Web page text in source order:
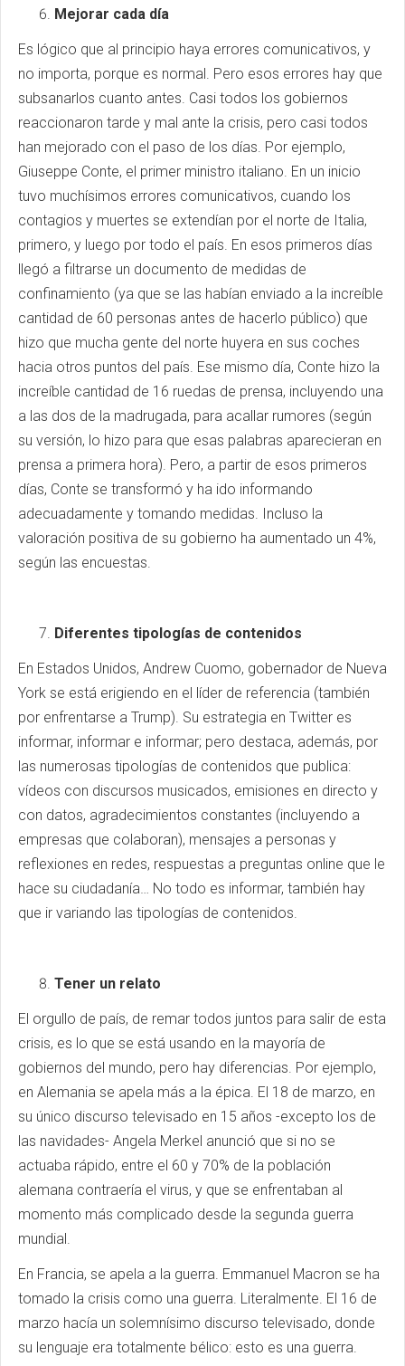
Mejorar cada día
Es lógico que al principio haya errores comunicativos, y
no importa, porque es normal. Pero esos errores hay que
subsanarlos cuanto antes. Casi todos los gobiernos
reaccionaron tarde y mal ante la crisis, pero casi todos
han mejorado con el paso de los días. Por ejemplo,
Giuseppe Conte, el primer ministro italiano. En un inicio
tuvo muchísimos errores comunicativos, cuando los
contagios y muertes se extendían por el norte de Italia,
primero, y luego por todo el país. En esos primeros días
llegó a filtrarse un documento de medidas de
confinamiento (ya que se las habían enviado a la increíble
cantidad de 60 personas antes de hacerlo público) que
hizo que mucha gente del norte huyera en sus coches
hacia otros puntos del país. Ese mismo día, Conte hizo la
increíble cantidad de 16 ruedas de prensa, incluyendo una
a las dos de la madrugada, para acallar rumores (según
su versión, lo hizo para que esas palabras aparecieran en
prensa a primera hora). Pero, a partir de esos primeros
días, Conte se transformó y ha ido informando
adecuadamente y tomando medidas. Incluso la
valoración positiva de su gobierno ha aumentado un 4%,
según las encuestas.
Diferentes tipologías de contenidos
En Estados Unidos, Andrew Cuomo, gobernador de Nueva
York se está erigiendo en el líder de referencia (también
por enfrentarse a Trump). Su estrategia en Twitter es
informar, informar e informar; pero destaca, además, por
las numerosas tipologías de contenidos que publica:
vídeos con discursos musicados, emisiones en directo y
con datos, agradecimientos constantes (incluyendo a
empresas que colaboran), mensajes a personas y
reflexiones en redes, respuestas a preguntas online que le
hace su ciudadanía… No todo es informar, también hay
que ir variando las tipologías de contenidos.
Tener un relato
El orgullo de país, de remar todos juntos para salir de esta
crisis, es lo que se está usando en la mayoría de
gobiernos del mundo, pero hay diferencias. Por ejemplo,
en Alemania se apela más a la épica. El 18 de marzo, en
su único discurso televisado en 15 años -excepto los de
las navidades- Angela Merkel anunció que si no se
actuaba rápido, entre el 60 y 70% de la población
alemana contraería el virus, y que se enfrentaban al
momento más complicado desde la segunda guerra
mundial.
En Francia, se apela a la guerra. Emmanuel Macron se ha
tomado la crisis como una guerra. Literalmente. El 16 de
marzo hacía un solemnísimo discurso televisado, donde
su lenguaje era totalmente bélico: esto es una guerra.